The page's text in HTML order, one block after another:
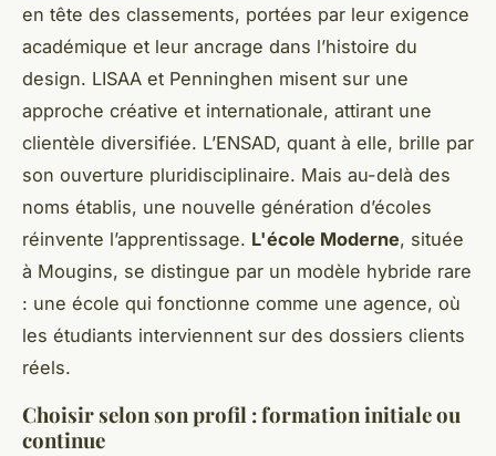
en tête des classements, portées par leur exigence
académique et leur ancrage dans l’histoire du
design. LISAA et Penninghen misent sur une
approche créative et internationale, attirant une
clientèle diversifiée. L’ENSAD, quant à elle, brille par
son ouverture pluridisciplinaire. Mais au-delà des
noms établis, une nouvelle génération d’écoles
réinvente l’apprentissage. L'école Moderne, située
à Mougins, se distingue par un modèle hybride rare
: une école qui fonctionne comme une agence, où
les étudiants interviennent sur des dossiers clients
réels.
Choisir selon son profil : formation initiale ou
continue